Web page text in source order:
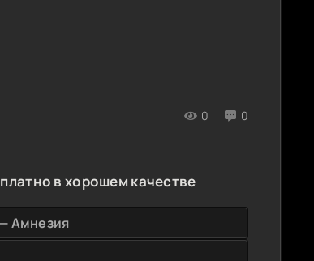
0 0
в хорошем качестве
Амнезия